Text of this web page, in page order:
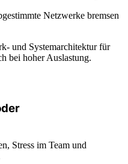
Netzwerke bremsen
und Systemarchitektur für
bei hoher Auslastung.
Stress im Team und